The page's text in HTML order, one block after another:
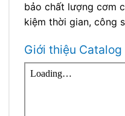
bảo chất lượng cơm
kiệm thời gian, công
Giới thiệu Catalog